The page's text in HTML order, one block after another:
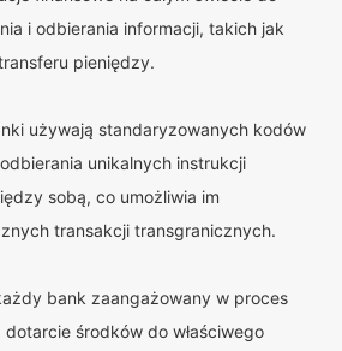
i odbierania informacji, takich jak
pieniędzy.
używają standaryzowanych kodów
unikalnych instrukcji
sobą, co umożliwia im
transakcji transgranicznych.
bank zaangażowany w proces
środków do właściwego